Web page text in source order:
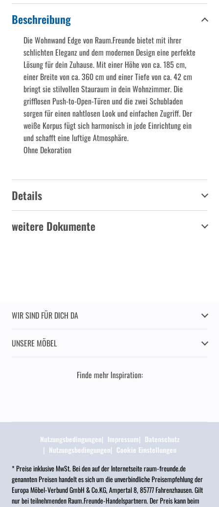
Beschreibung
Die Wohnwand Edge von Raum.Freunde bietet mit ihrer
schlichten Eleganz und dem modernen Design eine perfekte
Lösung für dein Zuhause. Mit einer Höhe von ca. 185 cm,
einer Breite von ca. 360 cm und einer Tiefe von ca. 42 cm
bringt sie stilvollen Stauraum in dein Wohnzimmer. Die
grifflosen Push-to-Open-Türen und die zwei Schubladen
sorgen für einen nahtlosen Look und einfachen Zugriff. Der
weiße Korpus fügt sich harmonisch in jede Einrichtung ein
und schafft eine luftige Atmosphäre.
Ohne Dekoration
Details
weitere Dokumente
WIR SIND FÜR DICH DA
UNSERE MÖBEL
Finde mehr Inspiration:
Nutzungsbedingungen Impressum
Datenschutz
Nutzungsbedingungen
Cookie Einstellungen
* Preise inklusive MwSt. Bei den auf der Internetseite raum-freunde.de
genannten Preisen handelt es sich um die unverbindliche Preisempfehlung der
Europa Möbel-Verbund GmbH & Co.KG, Ampertal 8, 85777 Fahrenzhausen. Gilt
nur bei teilnehmenden Raum.Freunde-Handelspartnern. Der Preis kann beim